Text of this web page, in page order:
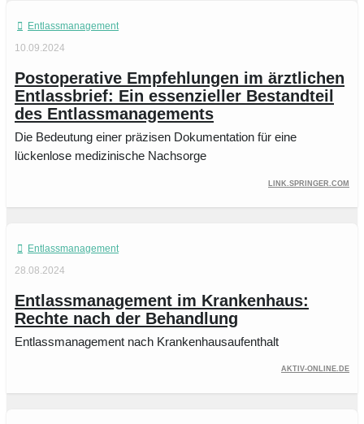
Entlassmanagement
10.09.2024
Postoperative Empfehlungen im ärztlichen
Entlassbrief: Ein essenzieller Bestandteil
des Entlassmanagements
Die Bedeutung einer präzisen Dokumentation für eine
lückenlose medizinische Nachsorge
link.springer.com
Entlassmanagement
28.08.2024
Entlassmanagement im Krankenhaus:
Rechte nach der Behandlung
Entlassmanagement nach Krankenhausaufenthalt
aktiv-online.de